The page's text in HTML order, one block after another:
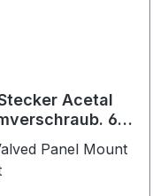
Acetal
6,4
Panel Mount